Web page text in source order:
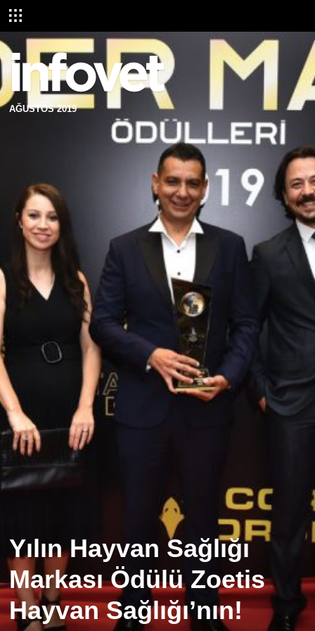
AĞUSTOS 2019
Yılın Hayvan Sağlığı
Markası Ödülü Zoetis
Hayvan Sağlığı’nın!